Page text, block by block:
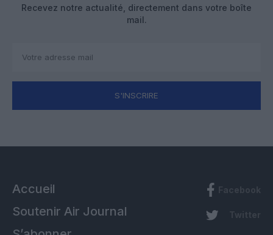
Recevez notre actualité, directement dans votre boîte
mail.
S'INSCRIRE
Accueil
Soutenir Air Journal